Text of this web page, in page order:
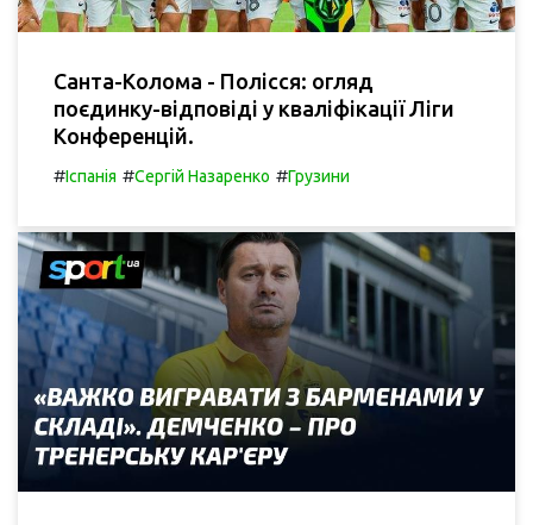
Санта-Колома - Полісся: огляд
поєдинку-відповіді у кваліфікації Ліги
Конференцій.
#Іспанія #Сергій Назаренко #Грузини